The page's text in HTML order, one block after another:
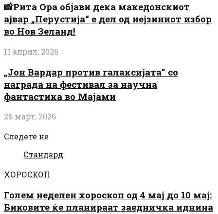
📸Рита Ора објави дека македонскиот
ајвар „Перустија“ е дел од нејзиниот избор
во Нов Зеланд!
11 април, 2026
„Јон Вардар против галаксијата” со
награда на фестивал за научна
фантастика во Мајами
26 март, 2026
Следете не
Стандард
ХОРОСКОП
Голем неделен хороскоп од 4 мај до 10 мај:
Биковите ќе планираат заедничка иднина